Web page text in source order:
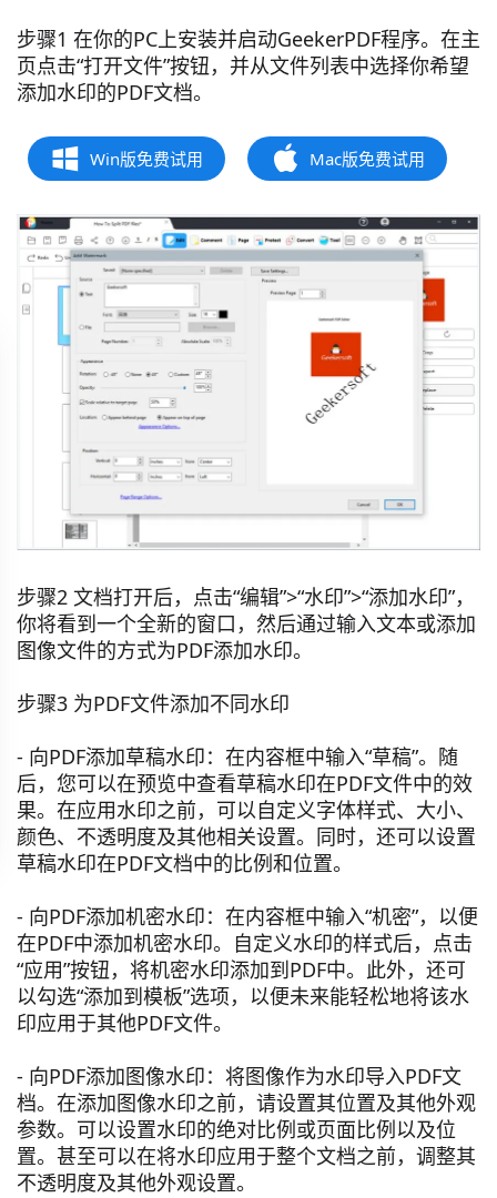
步骤1 在你的PC上安装并启动GeekerPDF程序。在主
页点击“打开文件”按钮，并从文件列表中选择你希望
添加水印的PDF文档。
Win版免费试用 Mac版免费试用
步骤2 文档打开后，点击“编辑”>“水印”>“添加水印”，
你将看到一个全新的窗口，然后通过输入文本或添加
图像文件的方式为PDF添加水印。
步骤3 为PDF文件添加不同水印
- 向PDF添加草稿水印：在内容框中输入“草稿”。随
后，您可以在预览中查看草稿水印在PDF文件中的效
果。在应用水印之前，可以自定义字体样式、大小、
颜色、不透明度及其他相关设置。同时，还可以设置
草稿水印在PDF文档中的比例和位置。
- 向PDF添加机密水印：在内容框中输入“机密”，以便
在PDF中添加机密水印。自定义水印的样式后，点击
“应用”按钮，将机密水印添加到PDF中。此外，还可
以勾选“添加到模板”选项，以便未来能轻松地将该水
印应用于其他PDF文件。
- 向PDF添加图像水印：将图像作为水印导入PDF文
档。在添加图像水印之前，请设置其位置及其他外观
参数。可以设置水印的绝对比例或页面比例以及位
置。甚至可以在将水印应用于整个文档之前，调整其
不透明度及其他外观设置。